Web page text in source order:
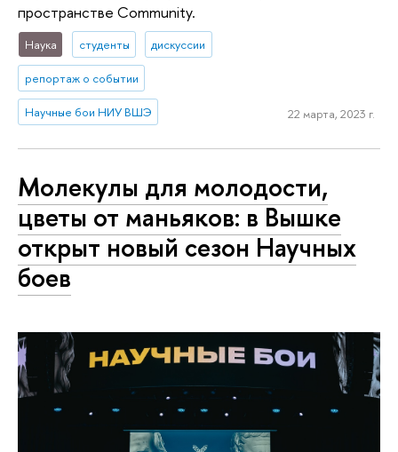
пространстве Community.
Наука студенты дискуссии
репортаж о событии
Научные бои НИУ ВШЭ 22 марта, 2023 г.
Молекулы для молодости,
цветы от маньяков: в Вышке
открыт новый сезон Научных
боев